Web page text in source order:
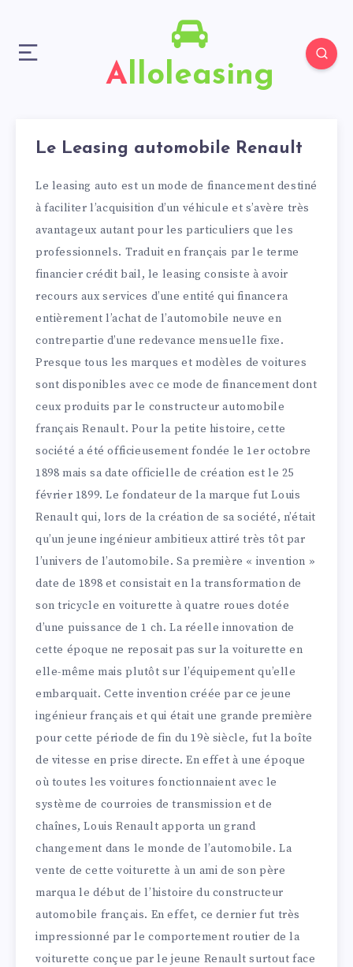
Alloleasing
Le Leasing automobile Renault
Le leasing auto est un mode de financement destiné
à faciliter l’acquisition d’un véhicule et s’avère très
avantageux autant pour les particuliers que les
professionnels. Traduit en français par le terme
financier crédit bail, le leasing consiste à avoir
recours aux services d’une entité qui financera
entièrement l’achat de l’automobile neuve en
contrepartie d’une redevance mensuelle fixe.
Presque tous les marques et modèles de voitures
sont disponibles avec ce mode de financement dont
ceux produits par le constructeur automobile
français Renault. Pour la petite histoire, cette
société a été officieusement fondée le 1er octobre
1898 mais sa date officielle de création est le 25
février 1899. Le fondateur de la marque fut Louis
Renault qui, lors de la création de sa société, n’était
qu’un jeune ingénieur ambitieux attiré très tôt par
l’univers de l’automobile. Sa première « invention »
date de 1898 et consistait en la transformation de
son tricycle en voiturette à quatre roues dotée
d’une puissance de 1 ch. La réelle innovation de
cette époque ne reposait pas sur la voiturette en
elle-même mais plutôt sur l’équipement qu’elle
embarquait. Cette invention créée par ce jeune
ingénieur français et qui était une grande première
pour cette période de fin du 19è siècle, fut la boîte
de vitesse en prise directe. En effet à une époque
où toutes les voitures fonctionnaient avec le
système de courroies de transmission et de
chaînes, Louis Renault apporta un grand
changement dans le monde de l’automobile. La
vente de cette voiturette à un ami de son père
marqua le début de l’histoire du constructeur
automobile français. En effet, ce dernier fut très
impressionné par le comportement routier de la
voiturette conçue par le jeune Renault surtout face